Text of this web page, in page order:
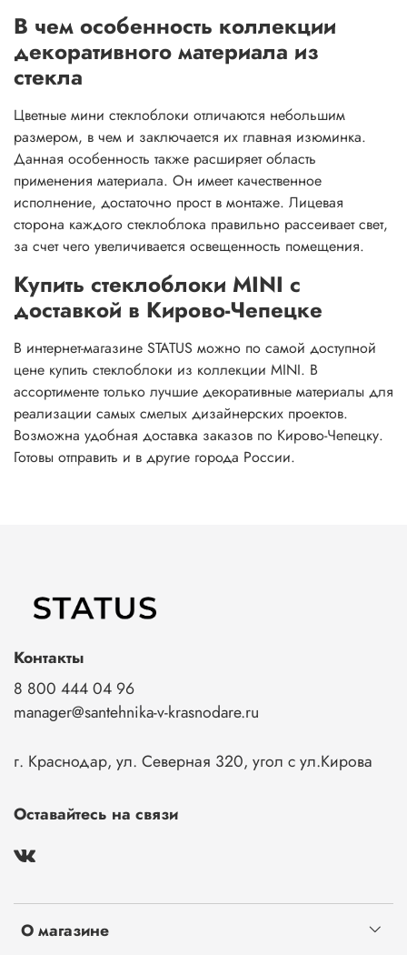
В чем особенность коллекции
декоративного материала из
стекла
Цветные мини стеклоблоки отличаются небольшим
размером, в чем и заключается их главная изюминка.
Данная особенность также расширяет область
применения материала. Он имеет качественное
исполнение, достаточно прост в монтаже. Лицевая
сторона каждого стеклоблока правильно рассеивает свет,
за счет чего увеличивается освещенность помещения.
Купить стеклоблоки MINI с
доставкой в Кирово-Чепецке
В интернет-магазине STATUS можно по самой доступной
цене купить стеклоблоки из коллекции MINI. В
ассортименте только лучшие декоративные материалы для
реализации самых смелых дизайнерских проектов.
Возможна удобная доставка заказов по Кирово-Чепецку.
Готовы отправить и в другие города России.
О магазине
Контакты
8 800 444 04 96
manager@santehnika-v-krasnodare.ru
г. Краснодар, ул. Северная 320, угол с ул.Кирова
Оставайтесь на связи